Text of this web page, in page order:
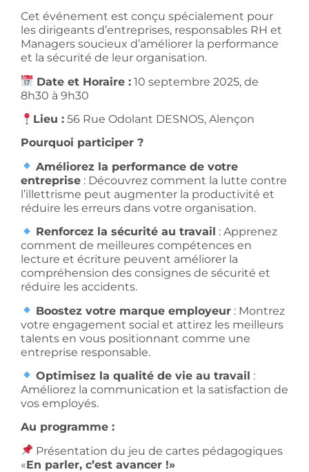
Cet événement est conçu spécialement pour
les dirigeants d’entreprises, responsables RH et
Managers soucieux d’améliorer la performance
et la sécurité de leur organisation.
Date et Horaire : 10 septembre 2025, de
8h30 à 9h30
Lieu : 56 Rue Odolant DESNOS, Alençon
Pourquoi participer ?
Améliorez la performance de votre
entreprise : Découvrez comment la lutte contre
l’illettrisme peut augmenter la productivité et
réduire les erreurs dans votre organisation.
Renforcez la sécurité au travail : Apprenez
comment de meilleures compétences en
lecture et écriture peuvent améliorer la
compréhension des consignes de sécurité et
réduire les accidents.
Boostez votre marque employeur : Montrez
votre engagement social et attirez les meilleurs
talents en vous positionnant comme une
entreprise responsable.
Optimisez la qualité de vie au travail :
Améliorez la communication et la satisfaction de
vos employés.
Au programme :
Présentation du jeu de cartes pédagogiques
«En parler, c’est avancer !»